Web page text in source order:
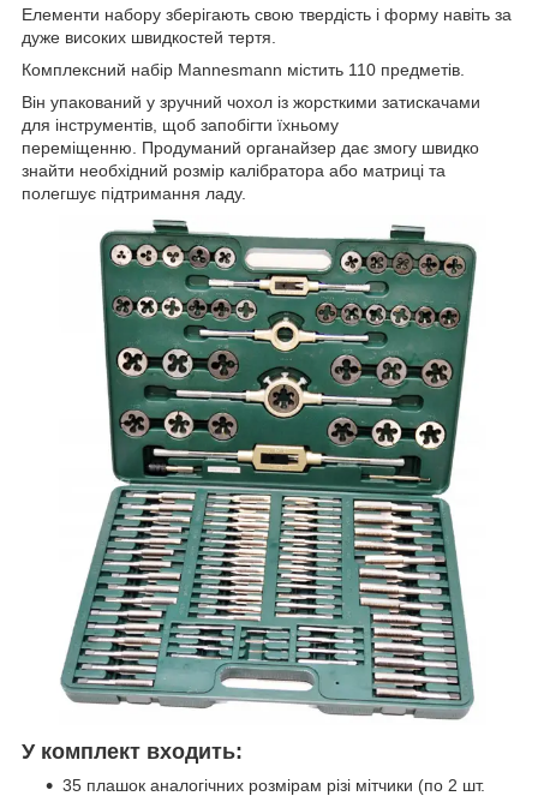
Елементи набору зберігають свою твердість і форму навіть за
дуже високих швидкостей тертя.
Комплексний набір Mannesmann містить 110 предметів.
Він упакований у зручний чохол із жорсткими затискачами
для інструментів, щоб запобігти їхньому
переміщенню. Продуманий органайзер дає змогу швидко
знайти необхідний розмір калібратора або матриці та
полегшує підтримання ладу.
У комплект входить:
35 плашок аналогічних розмірам різі мітчики (по 2 шт.